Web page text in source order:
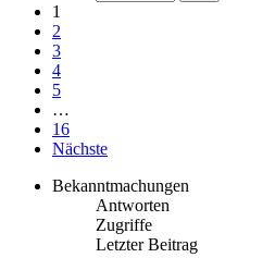
1
2
3
4
5
…
16
Nächste
Bekanntmachungen
Antworten
Zugriffe
Letzter Beitrag